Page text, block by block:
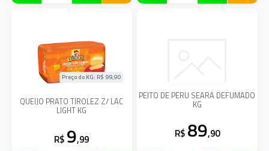
QUEIJO PRATO TIROLEZ Z/ LAC
LIGHT KG
Preço do KG: R$ 99,90
R$ 9,99
PEITO DE PERU SEARA DEFUMADO
KG
R$ 89,90